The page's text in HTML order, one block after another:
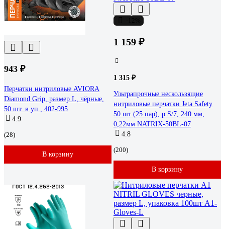
943 ₽
Перчатки нитриловые AVIORA
Diamond Grip, размер L, чёрные,
50 шт. в уп., 402-995
4.9
(28)
В корзину
1 159 ₽
1 315 ₽
Ультрапрочные нескользящие
нитриловые перчатки Jeta Safety
50 шт (25 пар), р.S/7, 240 мм,
0,22мм NATRIX-50BL-07
4.8
(200)
В корзину